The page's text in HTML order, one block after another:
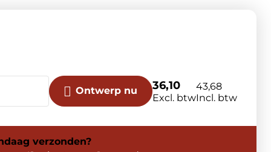
Ontwerp nu 36,10
Excl. btw
43,68
Incl. btw
verzonden?